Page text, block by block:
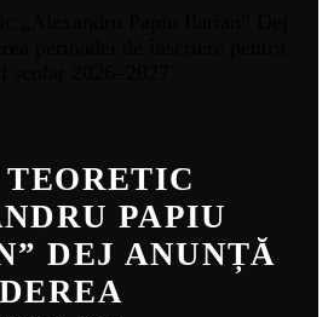
PAPIU
DEJ ANUNȚĂ